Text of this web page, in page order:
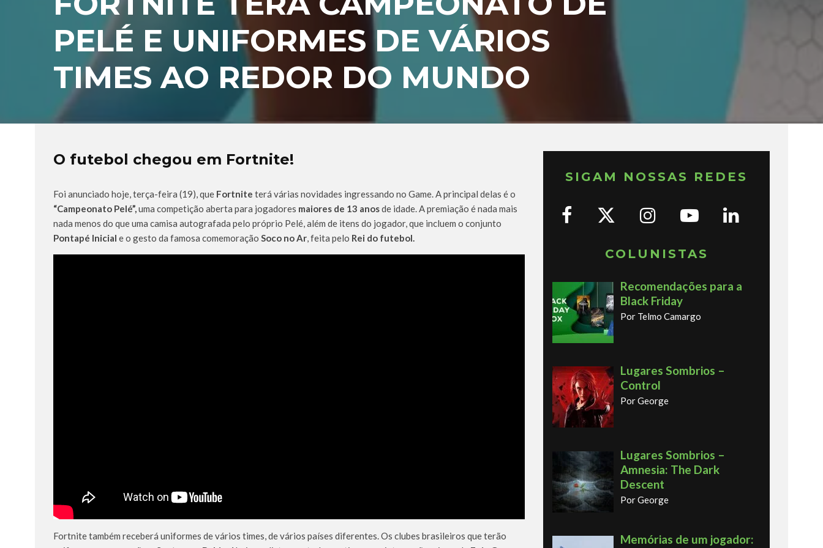
PELÉ E UNIFORMES DE VÁRIOS
TIMES AO REDOR DO MUNDO
O futebol chegou em Fortnite!
Foi anunciado hoje, terça-feira (19), que Fortnite terá várias novidades ingressando no Game. A principal delas é o
“Campeonato Pelé”,uma competição aberta para jogadores maiores de 13 anosde idade. A premiação é nada mais
nada menos do que uma camisa autografada pelo próprio Pelé, além de itens do jogador, que incluem o conjunto
Pontapé Inicial e o gesto da famosa comemoração Soco no Ar, feita pelo Rei do futebol.
Fortnite também receberá uniformes de vários times, de vários países diferentes. Os clubes brasileiros que terão
SIGAM NOSSAS REDES
COLUNISTAS
Recomendações para a
Black Friday
Por Telmo Camargo
Lugares Sombrios –
Control
Por George
Lugares Sombrios –
Amnesia: The Dark
Descent
Por George
Memórias de um jogador: